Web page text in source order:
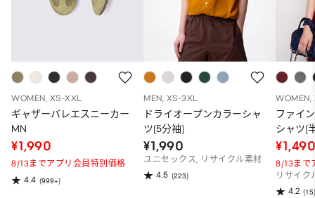
WOMEN, XS-XXL
ギャザーバレエスニーカー
MN
¥1,990
8/13までアプリ会員特別価格
4.4 (999+)
MEN, XS-3XL
ドライオープンカラーシャ
ツ(5分袖)
¥1,990
ユニセックス, リサイクル素材
4.5 (223)
WOMEN,
ファイ
シャツ(
8/13まで
リサイク
4.2 (15)